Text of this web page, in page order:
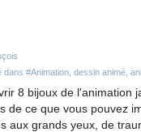
dans #Animation, dessin animé,
8 bijoux de l'animation
de ce que vous pouvez
aux grands yeux, de